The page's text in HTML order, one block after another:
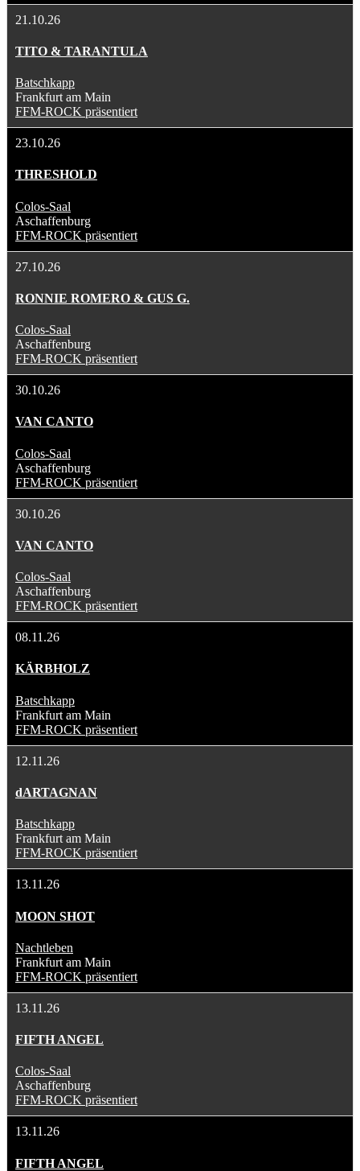
21.10.26
TITO & TARANTULA
Batschkapp
Frankfurt am Main
FFM-ROCK präsentiert
23.10.26
THRESHOLD
Colos-Saal
Aschaffenburg
FFM-ROCK präsentiert
27.10.26
RONNIE ROMERO & GUS G.
Colos-Saal
Aschaffenburg
FFM-ROCK präsentiert
30.10.26
VAN CANTO
Colos-Saal
Aschaffenburg
FFM-ROCK präsentiert
30.10.26
VAN CANTO
Colos-Saal
Aschaffenburg
FFM-ROCK präsentiert
08.11.26
KÄRBHOLZ
Batschkapp
Frankfurt am Main
FFM-ROCK präsentiert
12.11.26
dARTAGNAN
Batschkapp
Frankfurt am Main
FFM-ROCK präsentiert
13.11.26
MOON SHOT
Nachtleben
Frankfurt am Main
FFM-ROCK präsentiert
13.11.26
FIFTH ANGEL
Colos-Saal
Aschaffenburg
FFM-ROCK präsentiert
13.11.26
FIFTH ANGEL